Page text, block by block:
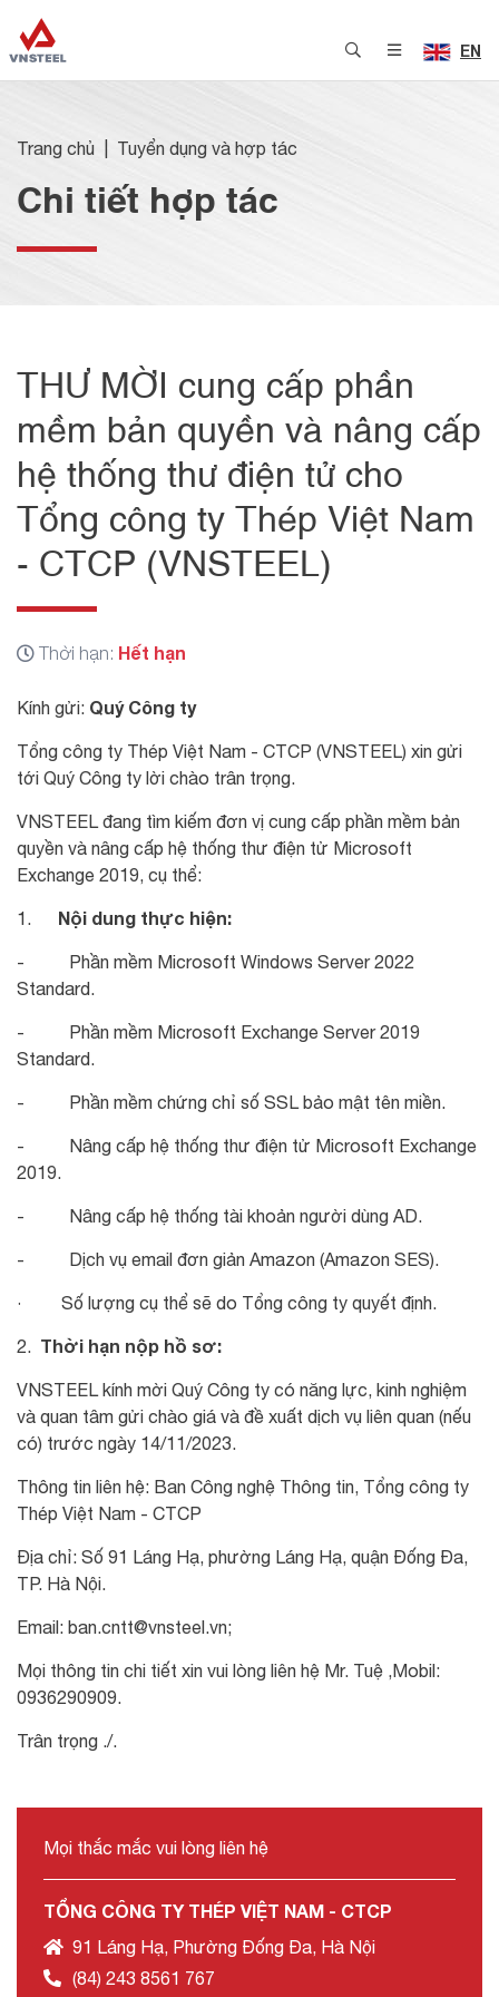
EN
Trang chủ Tuyển dụng và hợp tác
Chi tiết hợp tác
THƯ MỜI cung cấp phần
mềm bản quyền và nâng cấp
hệ thống thư điện tử cho
Tổng công ty Thép Việt Nam
- CTCP (VNSTEEL)
Thời hạn: Hết hạn
Kính gửi: Quý Công ty
Tổng công ty Thép Việt Nam - CTCP (VNSTEEL) xin gửi
tới Quý Công ty lời chào trân trọng.
VNSTEEL đang tìm kiếm đơn vị cung cấp phần mềm bản
quyền và nâng cấp hệ thống thư điện tử Microsoft
Exchange 2019, cụ thể:
1. Nội dung thực hiện:
- Phần mềm Microsoft Windows Server 2022
Standard.
- Phần mềm Microsoft Exchange Server 2019
Standard.
- Phần mềm chứng chỉ số SSL bảo mật tên miền.
- Nâng cấp hệ thống thư điện tử Microsoft Exchange
2019.
- Nâng cấp hệ thống tài khoản người dùng AD.
- Dịch vụ email đơn giản Amazon (Amazon SES).
· Số lượng cụ thể sẽ do Tổng công ty quyết định.
2. Thời hạn nộp hồ sơ:
VNSTEEL kính mời Quý Công ty có năng lực, kinh nghiệm
và quan tâm gửi chào giá và đề xuất dịch vụ liên quan (nếu
có) trước ngày 14/11/2023.
Thông tin liên hệ: Ban Công nghệ Thông tin, Tổng công ty
Thép Việt Nam - CTCP
Địa chỉ: Số 91 Láng Hạ, phường Láng Hạ, quận Đống Đa,
TP. Hà Nội.
Email: ban.cntt@vnsteel.vn;
Mọi thông tin chi tiết xin vui lòng liên hệ Mr. Tuệ ,Mobil:
0936290909.
Trân trọng ./.
Mọi thắc mắc vui lòng liên hệ
TỔNG CÔNG TY THÉP VIỆT NAM - CTCP
91 Láng Hạ, Phường Đống Đa, Hà Nội
(84) 243 8561 767